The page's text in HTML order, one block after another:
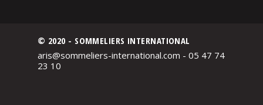
© 2020 - SOMMELIERS INTERNATIONAL
aris@sommeliers-international.com - 05 47 74
23 10